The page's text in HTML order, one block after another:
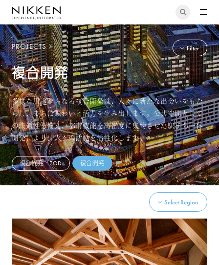
PROJECTS
複合開発
Filter
多様な用途からなる複合開発は、人々に新たな出会いをもた
らし、まちに賑わいと活力を生み出します。公共空間として
の快適性を備え、都市機能を高密度に集約させた駅まち一体
開発により、人々の活動を活性化します。
複合開発・TOD 複合開発
Select Region